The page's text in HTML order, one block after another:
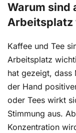
Warum sind
Arbeitsplatz
Kaffee und Tee
Arbeitsplatz
hat gezeigt, dass
der Hand
oder Tees wirkt
Stimmung aus.
Konzentration